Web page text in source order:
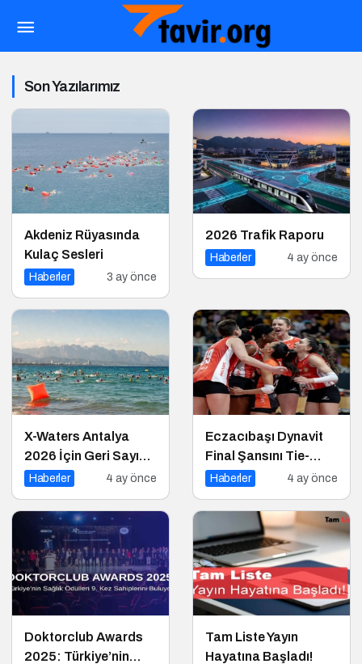
Son Yazılarımız
Akdeniz Rüyasında
Kulaç Sesleri
Haberler 3 ay önce
2026 Trafik Raporu
Haberler 4 ay önce
X-Waters Antalya
2026 İçin Geri Sayım
Başladı!
Haberler 4 ay önce
Eczacıbaşı Dynavit
Final Şansını Tie-
Break Setiyle
Haberler 4 ay önce
Doktorclub Awards
2025: Türkiye’nin
Tam Liste Yayın
Hayatına Başladı!